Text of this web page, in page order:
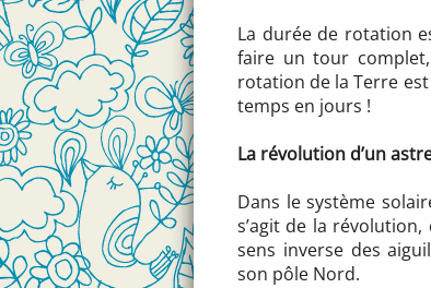
La durée de rotation
faire un tour
rotation de la Terre
temps en jours !
La révolution d’un
Dans le système
s’agit de la
sens inverse des
son pôle Nord.